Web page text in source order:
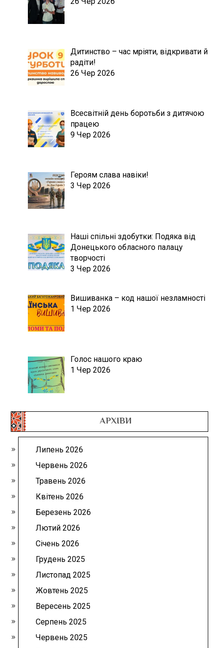
Дитинство – час мріяти, відкривати й
радіти!
26 Чер 2026
Всесвітній день боротьби з дитячою
працею
9 Чер 2026
Героям слава навіки!
3 Чер 2026
Наші спільні здобутки: Подяка від
Донецького обласного палацу
творчості
3 Чер 2026
Вишиванка – код нашої незламності
1 Чер 2026
Голос нашого краю
1 Чер 2026
АРХІВИ
Липень 2026
Червень 2026
Травень 2026
Квітень 2026
Березень 2026
Лютий 2026
Січень 2026
Грудень 2025
Листопад 2025
Жовтень 2025
Вересень 2025
Серпень 2025
Червень 2025